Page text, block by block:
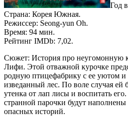
Год
Страна: Корея Южная.
Режиссер: Seong-yun Oh.
Время: 94 мин.
Рейтинг IMDb: 7,02.
Сюжет: История про неугомонную
Лифи. Этой отважной курочке
родную птицефабрику с ее уютом
изведанный лес. По воле случая ей
утенка от лап лисы и воспитать
странной парочки будут
опасных историй.